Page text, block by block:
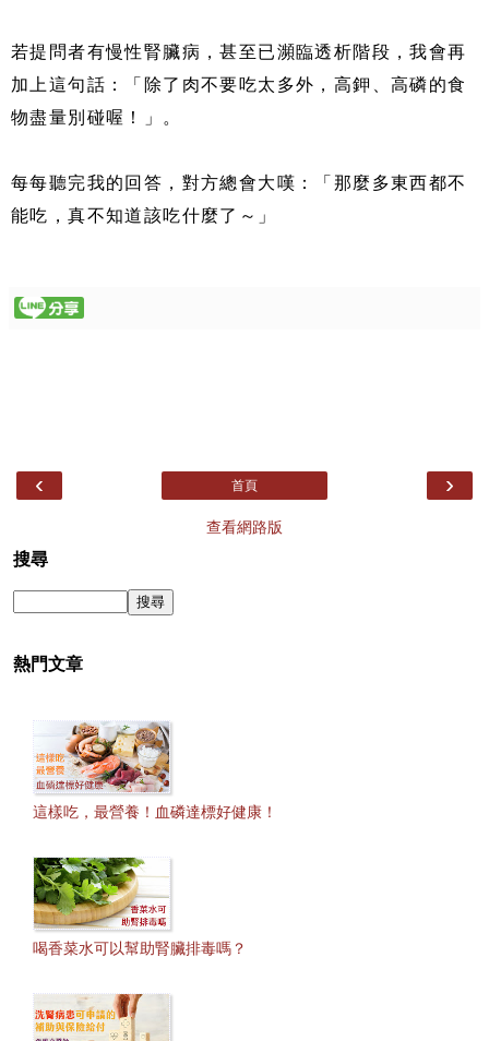
若提問者有慢性腎臟病，甚至已瀕臨透析階段，我會再
加上這句話：「除了肉不要吃太多外，高鉀、高磷的食
物盡量別碰喔！」。
每每聽完我的回答，對方總會大嘆：「那麼多東西都不
能吃，真不知道該吃什麼了～」
‹ ›
首頁
查看網路版
搜尋
熱門文章
這樣吃，最營養！血磷達標好健康！
喝香菜水可以幫助腎臟排毒嗎？